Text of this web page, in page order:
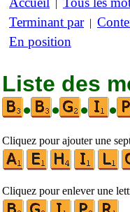
|
Terminant par|
En position
Liste des
•
• • •
Cliquez pour ajouter une
Cliquez pour enlever une